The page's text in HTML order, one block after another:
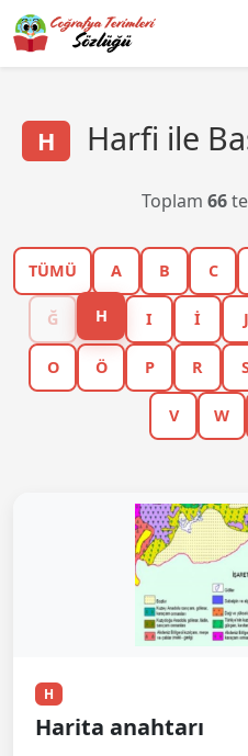
H Harfi ile
Toplam 66
TÜMÜ A B C
Ğ H I İ J
O Ö P R
V W
H
Harita anahtarı